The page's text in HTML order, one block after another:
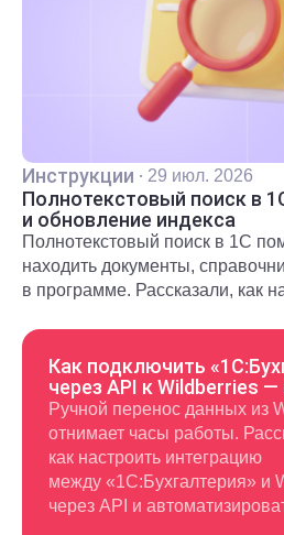
Инструкции · 29 июл. 2026
Полнотекстовый поиск в
и обновление индекса
Полнотекстовый поиск в 1С
находить документы,
в программе. Рассказали, как
Как подключить
через API к Wildberries —
Ручной перенос данных из
отнимает часы работы.
как настроить интеграцию
между «1С:Бухгалтерия» и
через API и